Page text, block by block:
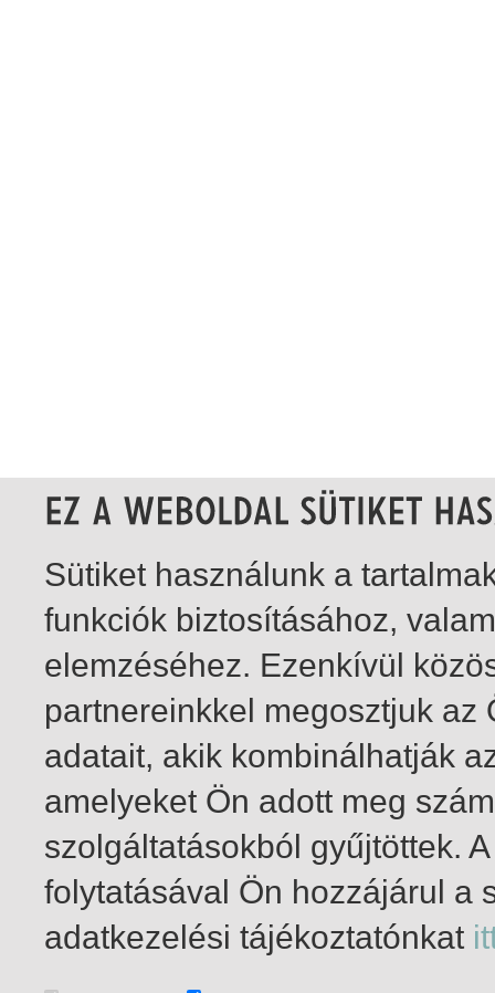
1-2 / total 2 hit
Sütiket használunk a
funkciók biztosításához,
elemzéséhez. Ezenkívül
partnereinkkel megosztjuk
adatait, akik kombinálhatják
amelyeket Ön adott meg
szolgáltatásokból gyűjtöttek.
folytatásával Ön hozzájárul a
adatkezelési tájékoztatónkat